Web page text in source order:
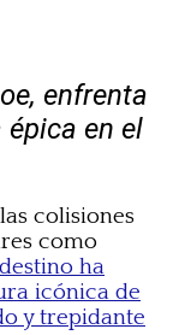
enfrenta
en el
colisiones
como
ha
icónica de
y trepidante